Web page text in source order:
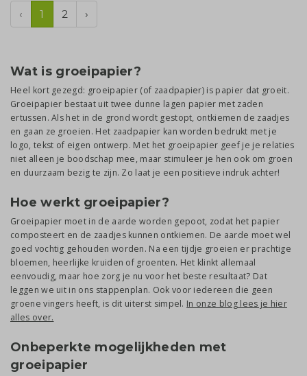
‹ 1 2 ›
Wat is groeipapier?
Heel kort gezegd: groeipapier (of zaadpapier) is papier dat groeit.
Groeipapier bestaat uit twee dunne lagen papier met zaden
ertussen. Als het in de grond wordt gestopt, ontkiemen de zaadjes
en gaan ze groeien. Het zaadpapier kan worden bedrukt met je
logo, tekst of eigen ontwerp. Met het groeipapier geef je je relaties
niet alleen je boodschap mee, maar stimuleer je hen ook om groen
en duurzaam bezig te zijn. Zo laat je een positieve indruk achter!
Hoe werkt groeipapier?
Groeipapier moet in de aarde worden gepoot, zodat het papier
composteert en de zaadjes kunnen ontkiemen. De aarde moet wel
goed vochtig gehouden worden. Na een tijdje groeien er prachtige
bloemen, heerlijke kruiden of groenten. Het klinkt allemaal
eenvoudig, maar hoe zorg je nu voor het beste resultaat? Dat
leggen we uit in ons stappenplan. Ook voor iedereen die geen
groene vingers heeft, is dit uiterst simpel. In onze blog lees je hier
alles over.
Onbeperkte mogelijkheden met
groeipapier